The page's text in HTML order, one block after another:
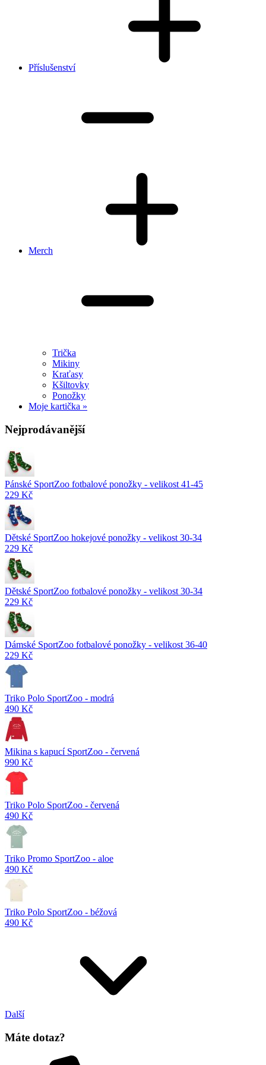
Příslušenství
Merch
Trička
Mikiny
Kraťasy
Kšiltovky
Ponožky
Moje kartička »
Nejprodávanější
Pánské SportZoo fotbalové ponožky - velikost 41-45
229 Kč
Dětské SportZoo hokejové ponožky - velikost 30-34
229 Kč
Dětské SportZoo fotbalové ponožky - velikost 30-34
229 Kč
Dámské SportZoo fotbalové ponožky - velikost 36-40
229 Kč
Triko Polo SportZoo - modrá
490 Kč
Mikina s kapucí SportZoo - červená
990 Kč
Triko Polo SportZoo - červená
490 Kč
Triko Promo SportZoo - aloe
490 Kč
Triko Polo SportZoo - béžová
490 Kč
Další
Máte dotaz?